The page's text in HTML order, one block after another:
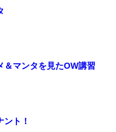
＆マンタを見たOW講習
ント！